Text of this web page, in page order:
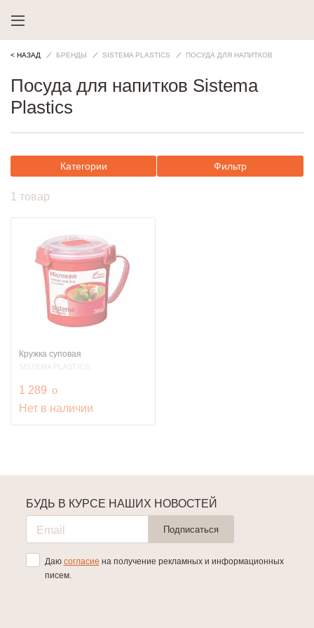
< НАЗАД БРЕНДЫ SISTEMA PLASTICS ПОСУДА ДЛЯ НАПИТКОВ
Посуда для напитков Sistema
Plastics
Категории Фильтр
1 товар
Кружка суповая
SISTEMA PLASTICS
1 289 руб.
o
Нет в наличии
БУДЬ В КУРСЕ НАШИХ НОВОСТЕЙ
Подписаться
Даю согласие на получение рекламных и информационных
писем.